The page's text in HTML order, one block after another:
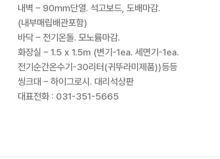
내벽 – 90mm단열. 석고보드, 도배마감.
(내부매립배관포함)
바닥 – 전기온돌. 모노륨마감.
화장실 – 1.5 x 1.5m (변기-1ea. 세면기-1ea.
전기순간온수기-30리터(귀뚜라미제품))등등
씽크대 – 하이그로시. 대리석상판
대표전화 : 031-351-5665